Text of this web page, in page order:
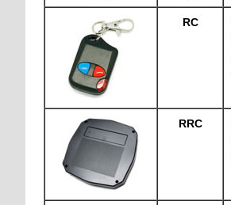
RC
RRC